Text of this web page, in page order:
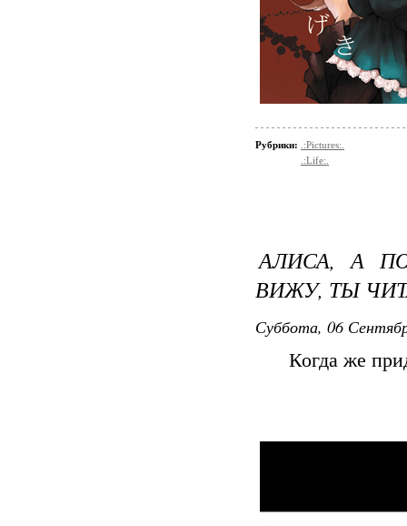
Рубрики:
.:Pictures:.
.:Life:.
АЛИСА, А
ВИЖУ, ТЫ
Суббота, 06
Когда же